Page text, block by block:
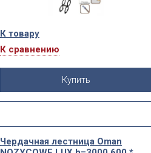
К товару
К сравнению
Купить
Чердачная лестница Oman